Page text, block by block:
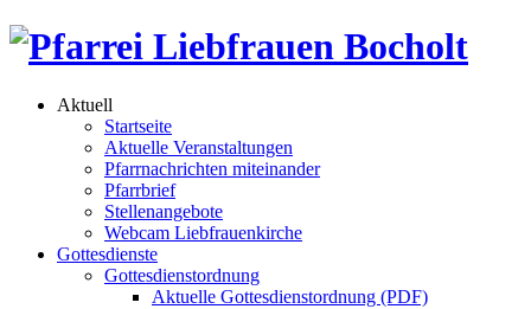
Aktuell
Startseite
Aktuelle Veranstaltungen
Pfarrnachrichten miteinander
Pfarrbrief
Stellenangebote
Webcam Liebfrauenkirche
Gottesdienste
Gottesdienstordnung
Aktuelle Gottesdienstordnung (PDF)